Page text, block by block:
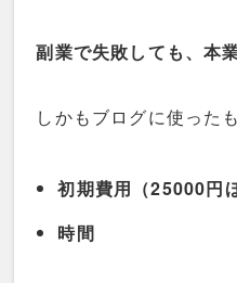
副業で失敗しても、本
しかもブログに使った
初期費用（25000円
時間